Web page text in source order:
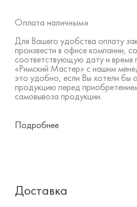
Оплата наличными
Для Вашего удобства оплату
произвести в офисе компании,
соответствующую дату и время
«Римский Мастер» с нашим
это удобно, если Вы хотели бы
продукцию перед
самовывоза продукции.
Подробнее
Доставка